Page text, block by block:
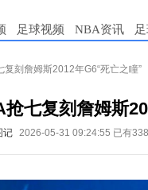
足球视频 NBA资讯
刻詹姆斯2012年G6“死亡之瞳”
七复刻詹姆斯
记 2026-05-31 09:24:55 已有